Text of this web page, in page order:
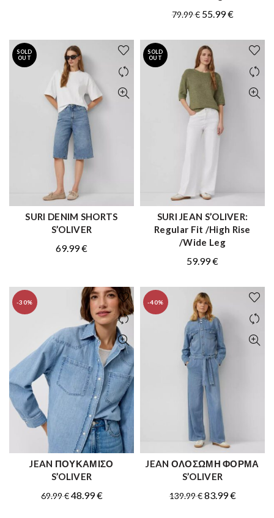
27.60 €.
79.99€ Original
was:
79.99 €.
55.99€Η
τιμή
είναι:
55.99 €.
SOLD
OUT
ΑΓΟΡΑ
SURI DENIM SHORTS
S’OLIVER
69.99€
SOLD
OUT
ΑΓΟΡΑ
SURI JEAN S’OLIVER:
Regular Fit /High Rise
/Wide Leg
59.99€
-30%
ΑΓΟΡΑ
JEAN ΠΟΥΚΑΜΙΣΟ
S’OLIVER
69.99€ Original
48.99€Η
-40%
ΑΓΟΡΑ
JEAN ΟΛΟΣΩΜΗ ΦΟΡΜΑ
S’OLIVER
139.99€ Original
83.99€Η